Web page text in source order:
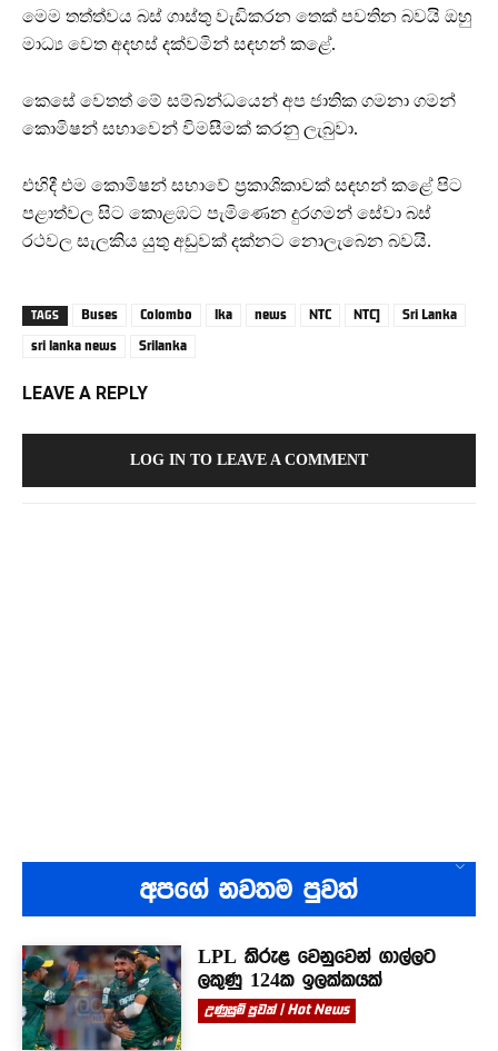
මෙම තත්ත්වය බස් ගාස්තු වැඩිකරන තෙක් පවතින බවයි ඔහු
මාධ්‍ය වෙත අදහස් දක්වමින් සඳහන් කළේ.
කෙසේ වෙතත් මේ සම්බන්ධයෙන් අප ජාතික ගමනා ගමන්
කොමිෂන් සභාවෙන් විමසීමක් කරනු ලැබුවා.
එහිදී එම කොමිෂන් සභාවේ ප්‍රකාශිකාවක් සඳහන් කළේ පිට
පළාත්වල සිට කොළඹට පැමිණෙන දුරගමන් සේවා බස්
රථවල සැලකිය යුතු අඩුවක් දක්නට නොලැබෙන බවයි.
TAGS Buses Colombo lka news NTC NTC]
Sri Lanka
sri lanka news
Srilanka
LEAVE A REPLY
LOG IN TO LEAVE A COMMENT
අපගේ නවතම පුවත්
LPL කිරුළ වෙනුවෙන් ගාල්ලට
ලකුණු 124ක ඉලක්කයක්
උණුසුම් පුවත් | Hot News